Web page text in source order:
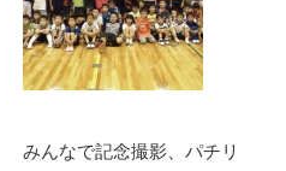
みんなで記念撮影、パチリ